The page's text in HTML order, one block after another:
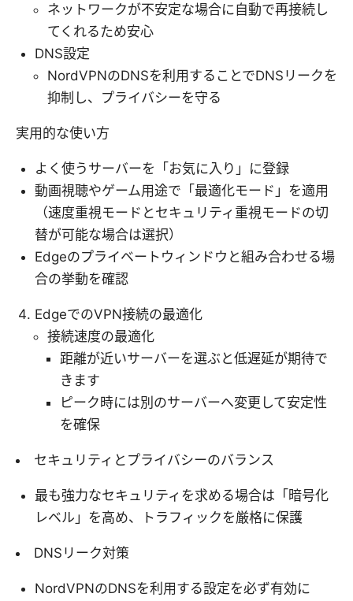
ネットワークが不安定な場合に自動で再接続し
てくれるため安心
DNS設定
NordVPNのDNSを利用することでDNSリークを
抑制し、プライバシーを守る
実用的な使い方
よく使うサーバーを「お気に入り」に登録
動画視聴やゲーム用途で「最適化モード」を適用
（速度重視モードとセキュリティ重視モードの切
替が可能な場合は選択）
Edgeのプライベートウィンドウと組み合わせる場
合の挙動を確認
EdgeでのVPN接続の最適化
接続速度の最適化
距離が近いサーバーを選ぶと低遅延が期待で
きます
ピーク時には別のサーバーへ変更して安定性
を確保
セキュリティとプライバシーのバランス
最も強力なセキュリティを求める場合は「暗号化
レベル」を高め、トラフィックを厳格に保護
DNSリーク対策
NordVPNのDNSを利用する設定を必ず有効に